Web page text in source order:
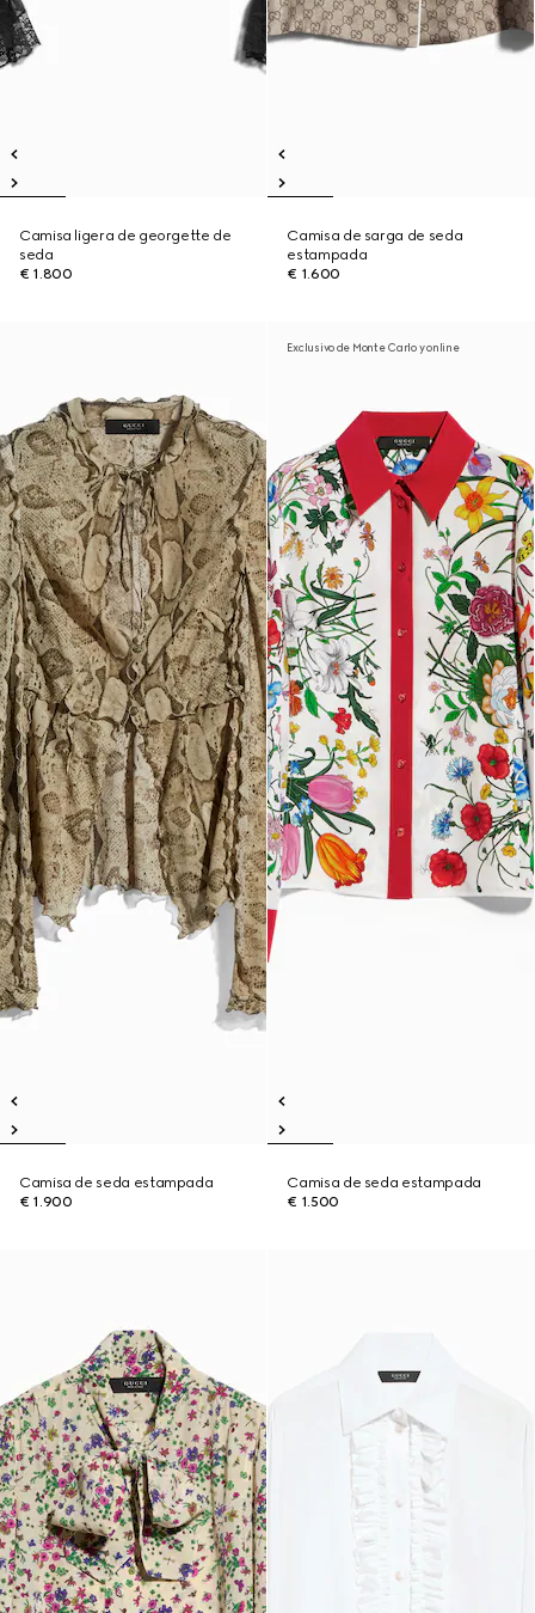
Camisa ligera de georgette de
seda
€ 1.800
Camisa de sarga de seda
estampada
€ 1.600
Camisa de seda estampada
€ 1.900
Exclusivo de Monte Carlo y online
Camisa de seda estampada
€ 1.500